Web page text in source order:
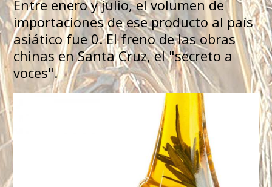
Entre enero y julio, el volumen de
importaciones de ese producto al país
asiático fue 0. El freno de las obras
chinas en Santa Cruz, el "secreto a
voces".